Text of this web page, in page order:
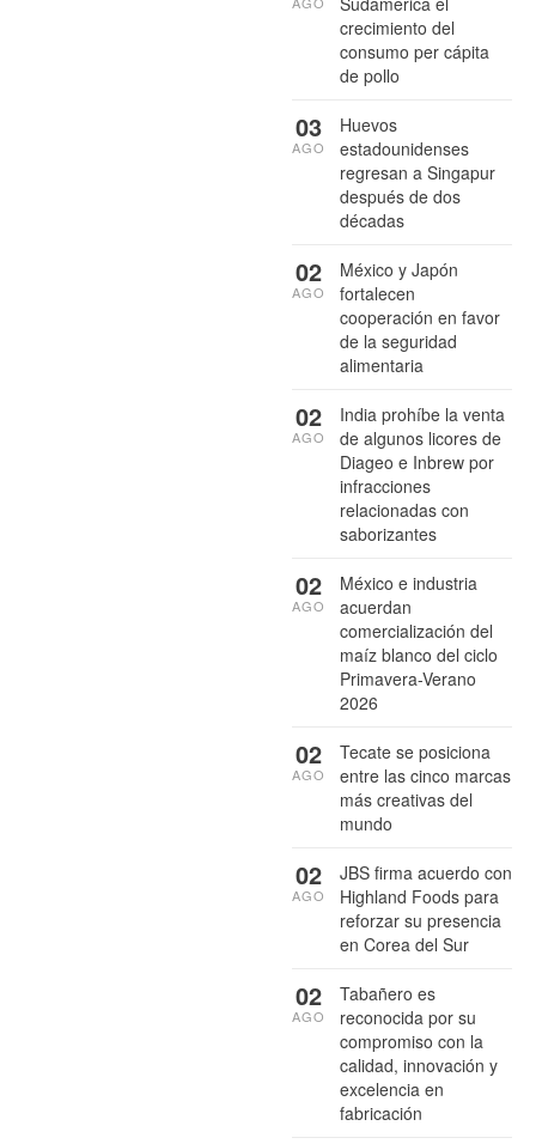
crecimiento del
consumo per cápita
de pollo
Huevos
estadounidenses
regresan a Singapur
después de dos
décadas
03
AGO
México y Japón
fortalecen
cooperación en favor
de la seguridad
alimentaria
02
AGO
India prohíbe la venta
de algunos licores de
Diageo e Inbrew por
infracciones
relacionadas con
saborizantes
02
AGO
México e industria
acuerdan
comercialización del
maíz blanco del ciclo
Primavera-Verano
2026
02
AGO
Tecate se posiciona
entre las cinco marcas
más creativas del
mundo
02
AGO
JBS firma acuerdo con
Highland Foods para
reforzar su presencia
en Corea del Sur
02
AGO
Tabañero es
reconocida por su
compromiso con la
calidad, innovación y
excelencia en
fabricación
02
AGO